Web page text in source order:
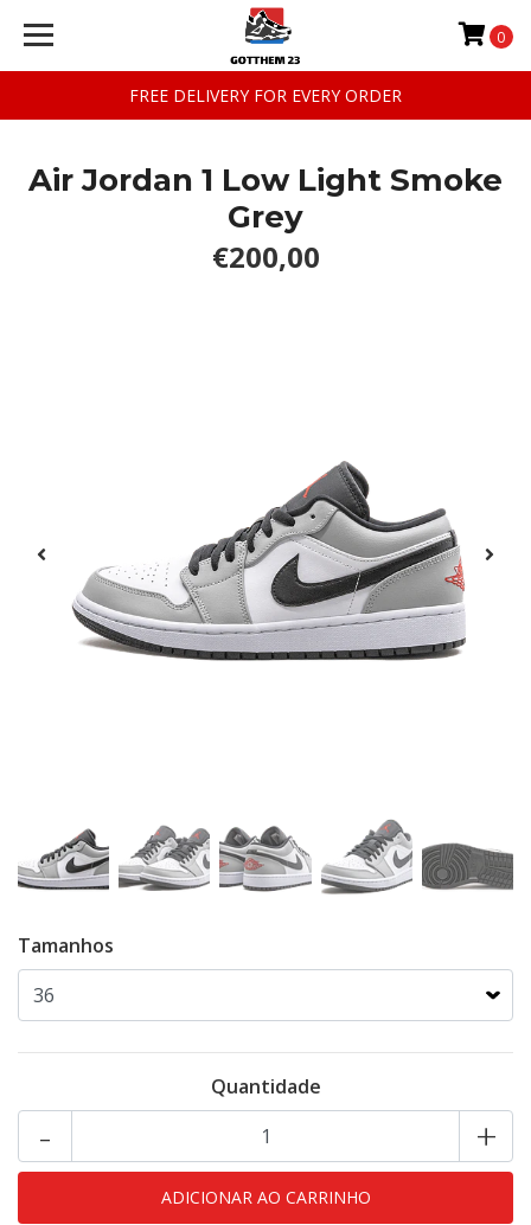
FREE DELIVERY FOR EVERY ORDER
0
Air Jordan 1 Low Light Smoke
Grey
€200,00
Tamanhos
Quantidade
+
-